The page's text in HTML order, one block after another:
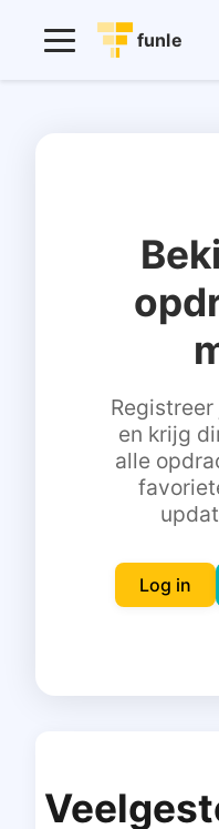
funle
en krijg
alle
Log in